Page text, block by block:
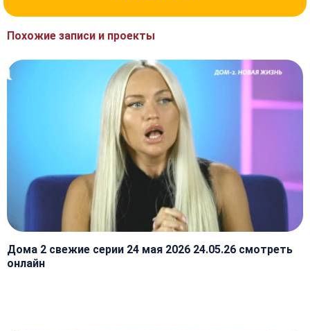
Похожие записи и проекты
Дома 2 свежие серии 24 мая 2026 24.05.26 смотреть
онлайн